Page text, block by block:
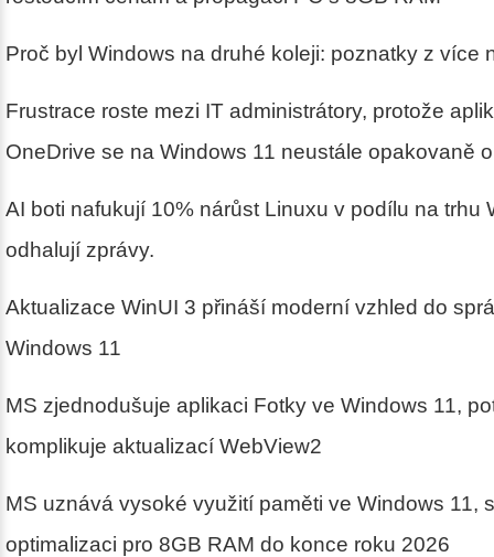
Proč byl Windows na druhé koleji: poznatky z více
Frustrace roste mezi IT administrátory, protože
OneDrive se na Windows 11 neustále opakovaně
AI boti nafukují 10% nárůst Linuxu v podílu na trhu
odhalují zprávy.
Aktualizace WinUI 3 přináší moderní vzhled do
Windows 11
MS zjednodušuje aplikaci Fotky ve Windows 11,
komplikuje aktualizací WebView2
MS uznává vysoké využití paměti ve Windows 11,
optimalizaci pro 8GB RAM do konce roku 2026